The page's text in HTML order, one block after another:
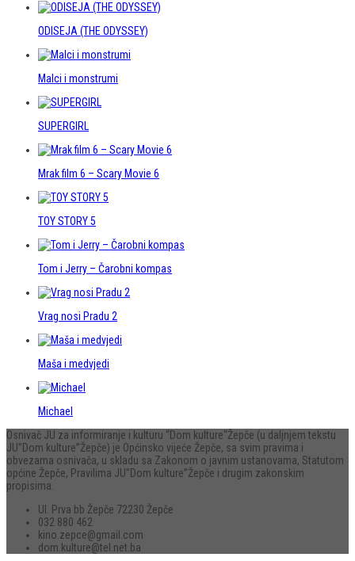
ODISEJA (THE ODYSSEY)
Malci i monstrumi
SUPERGIRL
Mrak film 6 – Scary Movie 6
TOY STORY 5
Tom i Jerry – Čarobni kompas
Vrag nosi Pradu 2
Maša i medvjedi
Michael
Osnivač JU za informiranje i kulturu “Dom kulture“Žepče (u daljnjem tekstu
JU”Dom kulture”Žepče) je Općinsko vijeće Žepče, sa svim pravima i
obvezama osnivača, u skladu sa Zakonom o javnim ustanovama, Statutom
općine Žepče, Pravilima JU”Dom kulture”Žepče i drugim zakonskim
propisima.
Ul. Prva bb Žepče 72230 Žepče
032 880 462
kino.zepce@gmail.com
dom.kulture@tel.net.ba